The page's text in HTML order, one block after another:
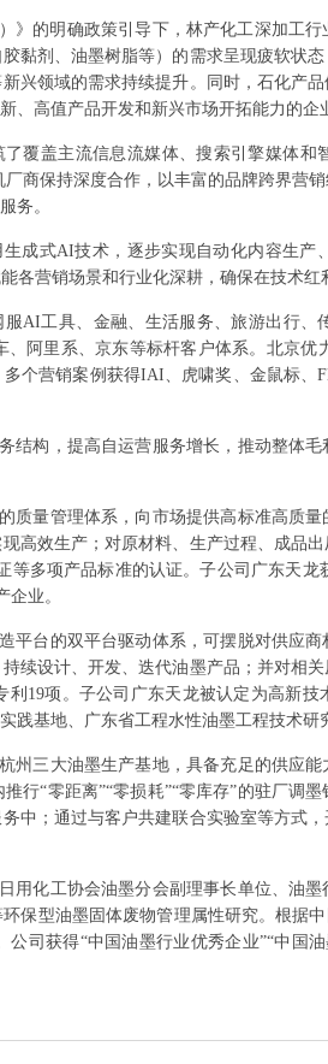
》的明确政策引导下，林产化工深加工
黏剂、油墨树脂等）的需求呈现疲软状
兴领域的需求持续提升。同时，石化产
高值产品开发和新兴市场开拓能力的企
覆盖主流信息流媒体、搜索引擎媒体和
商保持深度合作，以丰富的品牌跨界营
务。
成式AI技术，逐步实现自动化内容生产
营销场景和行业化深耕，确保在技术红
AI工具、金融、生活服务、旅游出行、
阿里系、京东等标杆客户体系。北京
营销案例获得IAI、虎啸奖、金鼠标、
结构，提高自运营服务增长，推动整体
质量管理体系，向市场提供高标准高质
高效生产；对原材料、生产过程、成品
多项产品标准的认证。子公司广东天龙
业。
平台的双平台驱动体系，可摆脱对供应
续设计、开发、迭代油墨产品；并对相
19项。子公司广东天龙被认定为高新
基地、广东省工程水性油墨工程技术研
州三大油墨生产基地，具备充足的供应
行“零距离”“零损耗”“零库存”的驻厂调
中；通过与客户共建联合实验室等方式
用化工协会油墨分会副理事长单位、油
保型油墨固体废物管理属性研究。根据
司获得“中国油墨行业优秀企业”“中国